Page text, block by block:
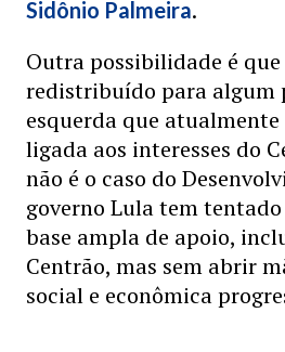
Sidônio Palmeira.
Outra possibilidade é
redistribuído para algum
esquerda que
ligada aos interesses do
não é o caso do
governo Lula tem
base ampla de apoio,
Centrão, mas sem abrir
social e econômica